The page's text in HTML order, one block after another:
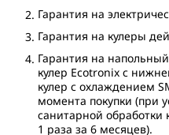
Гарантия на
Гарантия на кулеры
Гарантия на
кулер Ecotronix с
кулер с охлаждением
момента покупки (при
санитарной
1 раза за 6 месяцев).